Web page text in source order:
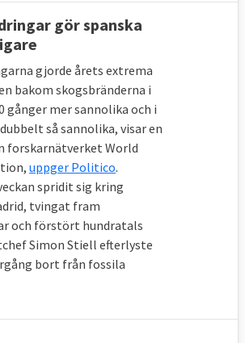
gör spanska
gjorde årets extrema
bakom skogsbränderna i
gånger mer sannolika och i
så sannolika, visar en
forskarnätverket World
uppger Politico.
spridit sig kring
tvingat fram
och förstört hundratals
Simon Stiell efterlyste
bort från fossila